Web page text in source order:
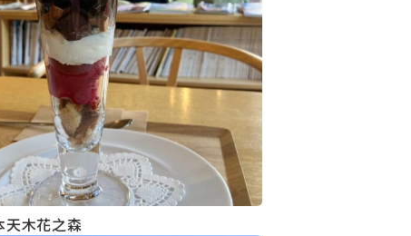
天木花之森